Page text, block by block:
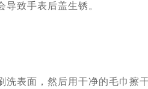
致手表后盖生锈。
表面，然后用干净的毛巾擦